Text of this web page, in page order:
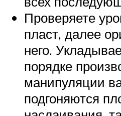
Проверяете
пласт, далее
него.
порядке
манипуляции
подгоняются